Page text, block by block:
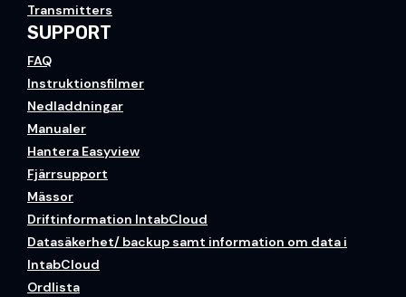
Transmitters
SUPPORT
FAQ
Instruktionsfilmer
Nedladdningar
Manualer
Hantera Easyview
Fjärrsupport
Mässor
Driftinformation IntabCloud
Datasäkerhet/ backup samt information om data i
IntabCloud
Ordlista